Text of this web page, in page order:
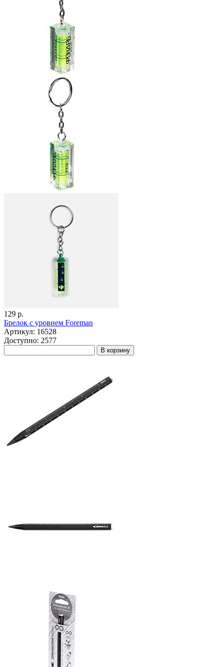
129 р.
Брелок с уровнем Foreman
Артикул: 16528
Доступно: 2577
В корзину